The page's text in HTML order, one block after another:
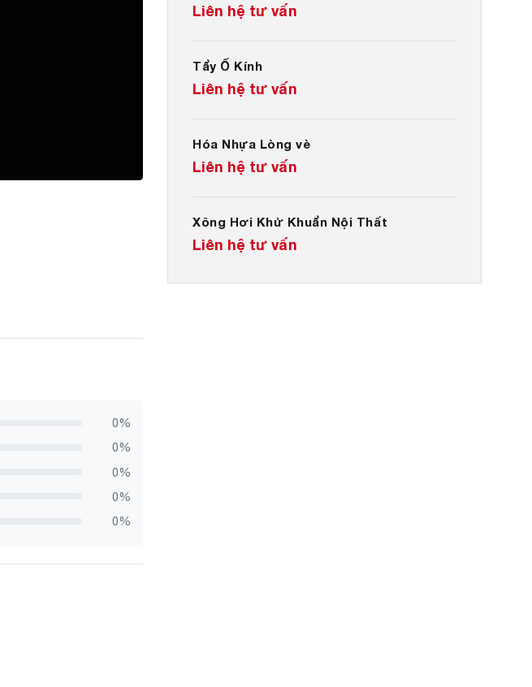
0%
0%
0%
0%
0%
Liên hệ tư vấn
Tẩy Ố Kính
Liên hệ tư vấn
Hóa Nhựa Lòng vè
Liên hệ tư vấn
Xông Hơi Khử Khuẩn Nội Thất
Liên hệ tư vấn